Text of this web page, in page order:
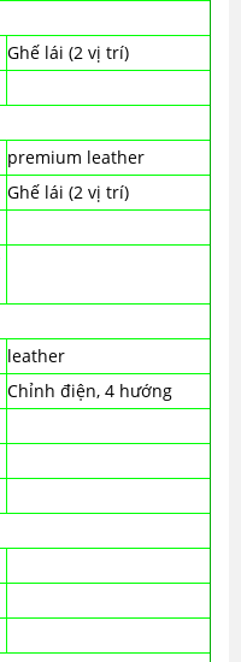
Ghế lái (2 vị trí)
premium leather
Ghế lái (2 vị trí)
leather
Chỉnh điện, 4 hướng